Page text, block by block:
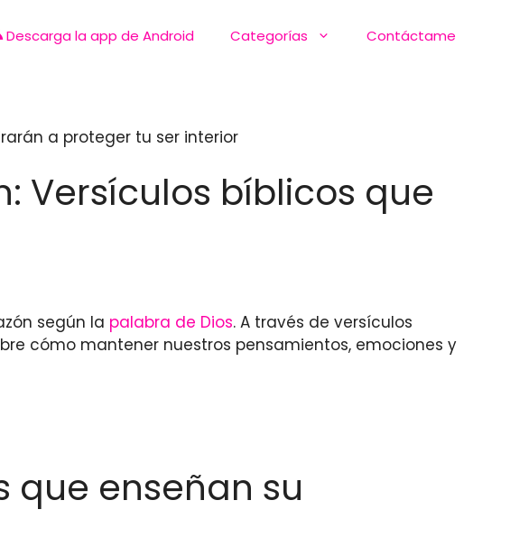
Descarga la app de Android Categorías Contáctame
a proteger tu ser interior
Versículos bíblicos que
según la palabra de Dios. A través de versículos
cómo mantener nuestros pensamientos, emociones y
que enseñan su